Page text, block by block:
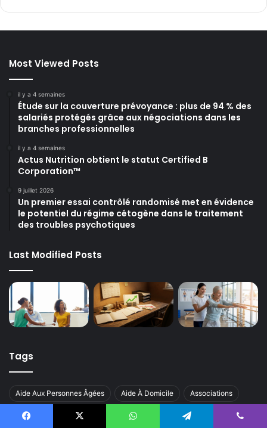
Most Viewed Posts
il y a 4 semaines
Étude sur la couverture prévoyance : plus de 94 % des
salariés protégés grâce aux négociations dans les
branches professionnelles
il y a 4 semaines
Actus Nutrition obtient le statut Certified B
Corporation™
9 juillet 2026
Un premier essai contrôlé randomisé met en évidence
le potentiel du régime cétogène dans le traitement
des troubles psychotiques
Last Modified Posts
Tags
Aide Aux Personnes Âgées Aide À Domicile Associations
Cohésion Sociale Intelligence Artificielle Santé